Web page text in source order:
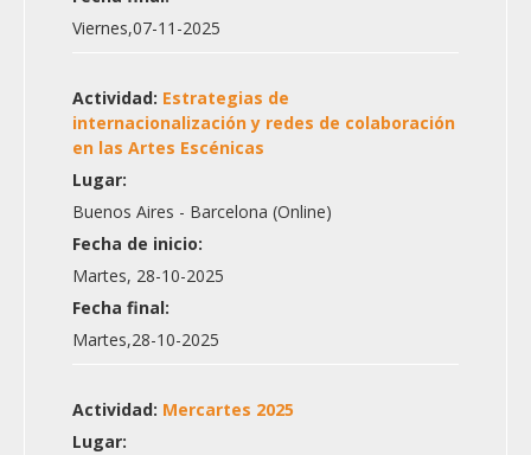
Viernes,07-11-2025
Actividad: Estrategias de
internacionalización y redes de colaboración
en las Artes Escénicas
Lugar:
Buenos Aires - Barcelona (Online)
Fecha de inicio:
Martes, 28-10-2025
Fecha final:
Martes,28-10-2025
Actividad: Mercartes 2025
Lugar: